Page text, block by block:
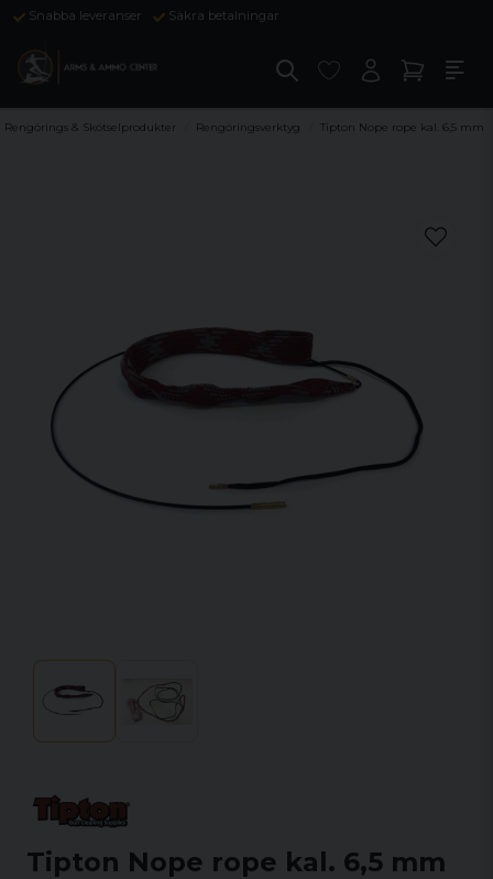
Snabba leveranser Säkra betalningar
Rengörings & Skötselprodukter Rengöringsverktyg Tipton Nope rope kal. 6,5 mm
Tipton Nope rope kal. 6,5 mm